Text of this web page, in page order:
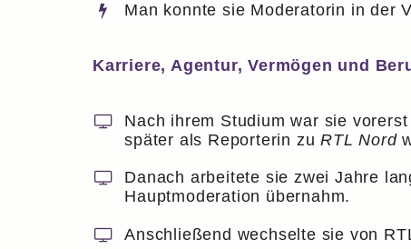
Man konnte sie Moderatorin in der
Karriere, Agentur, Vermögen und
Nach ihrem Studium war sie
später als Reporterin zuRTL Nord
Danach arbeitete sie zwei Jahre
Hauptmoderation übernahm.
Anschließend wechselte sie von